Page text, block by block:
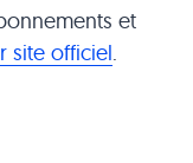
et
site officiel.